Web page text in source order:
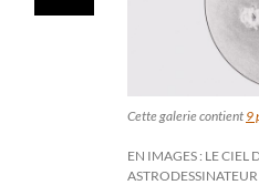
Cette galerie contient 9
EN IMAGES : LE CIEL
ASTRODESSINATEUR